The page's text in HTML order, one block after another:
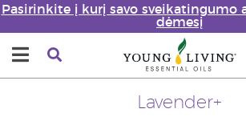
Pasirinkite į kurį savo sveikatingumo
dėmesį
Lavender+